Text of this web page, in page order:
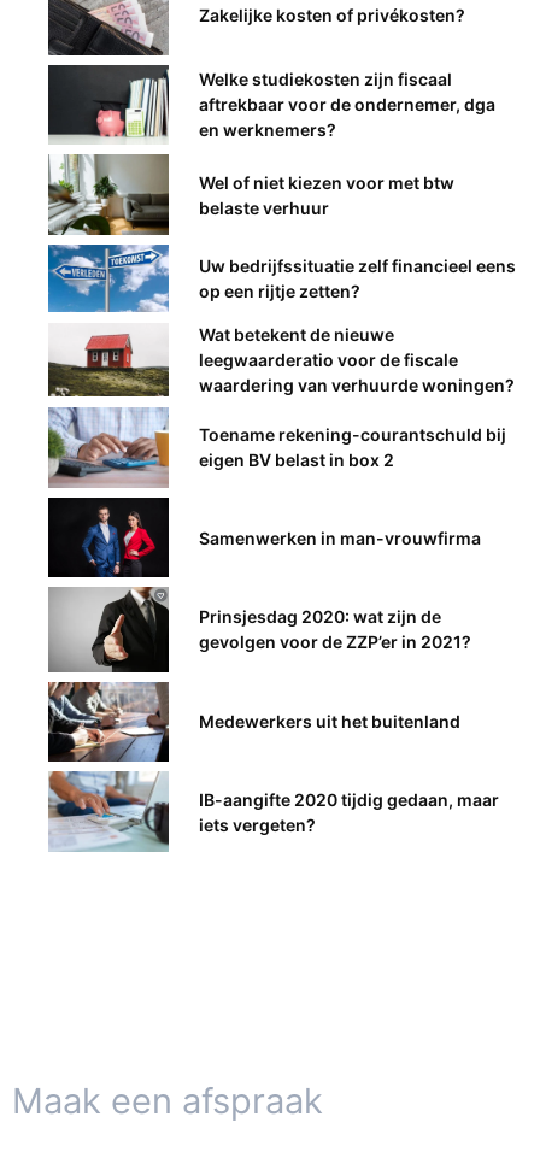
Zakelijke kosten of privékosten?
Welke studiekosten zijn fiscaal
aftrekbaar voor de ondernemer, dga
en werknemers?
Wel of niet kiezen voor met btw
belaste verhuur
Uw bedrijfssituatie zelf financieel eens
op een rijtje zetten?
Wat betekent de nieuwe
leegwaarderatio voor de fiscale
waardering van verhuurde woningen?
Toename rekening-courantschuld bij
eigen BV belast in box 2
Samenwerken in man-vrouwfirma
Prinsjesdag 2020: wat zijn de
gevolgen voor de ZZP’er in 2021?
Medewerkers uit het buitenland
IB-aangifte 2020 tijdig gedaan, maar
iets vergeten?
Maak een afspraak